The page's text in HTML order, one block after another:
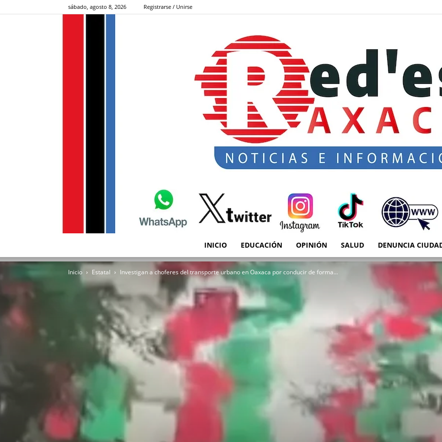
sábado, agosto 8, 2026 Registrarse / Unirse
RED
es
Oaxaca
INICIO EDUCACIÓN OPINIÓN SALUD DENUNCIA
Inicio Estatal Investigan a choferes del transporte urbano en Oaxaca por conducir de forma...